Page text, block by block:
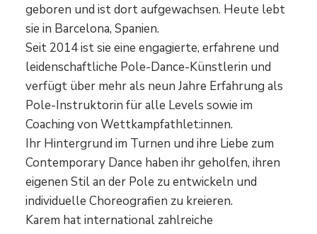
geboren und ist dort aufgewachsen. Heute lebt
sie in Barcelona, Spanien.
Seit 2014 ist sie eine engagierte, erfahrene und
leidenschaftliche Pole-Dance-Künstlerin und
verfügt über mehr als neun Jahre Erfahrung als
Pole-Instruktorin für alle Levels sowie im
Coaching von Wettkampfathlet:innen.
Ihr Hintergrund im Turnen und ihre Liebe zum
Contemporary Dance haben ihr geholfen, ihren
eigenen Stil an der Pole zu entwickeln und
individuelle Choreografien zu kreieren.
Karem hat international zahlreiche